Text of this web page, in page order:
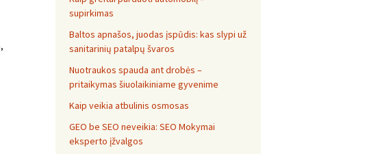
,
supirkimas
Baltos apnašos, juodas įspūdis: kas slypi už
sanitarinių patalpų švaros
Nuotraukos spauda ant drobės –
pritaikymas šiuolaikiniame gyvenime
Kaip veikia atbulinis osmosas
GEO be SEO neveikia: SEO Mokymai
eksperto įžvalgos